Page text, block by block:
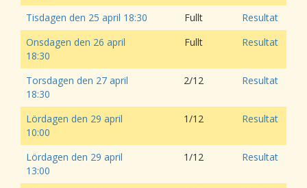
Tisdagen den 25 april 18:30 Fullt
Resultat
Onsdagen den 26 april
18:30
Fullt Resultat
Torsdagen den 27 april
18:30
2/12 Resultat
Lördagen den 29 april
10:00
1/12 Resultat
Lördagen den 29 april
13:00
1/12 Resultat